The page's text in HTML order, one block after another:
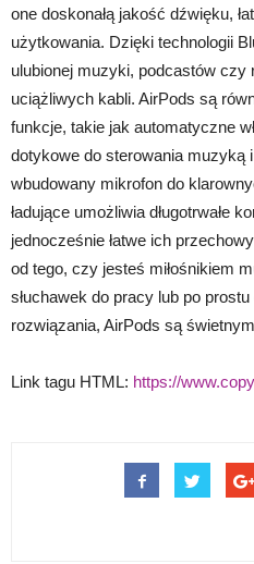
one doskonałą jakość dźwięku,
użytkowania. Dzięki technologii
ulubionej muzyki, podcastów czy
uciążliwych kabli. AirPods są
funkcje, takie jak automatyczne
dotykowe do sterowania muzyką
wbudowany mikrofon do
ładujące umożliwia długotrwałe
jednocześnie łatwe ich
od tego, czy jesteś miłośnikiem
słuchawek do pracy lub po
rozwiązania, AirPods są
Link tagu HTML: https://